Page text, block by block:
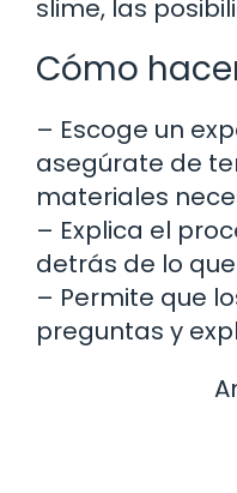
slime, las
Cómo
– Escoge un
asegúrate de
materiales
– Explica el
detrás de lo
– Permite que
preguntas y